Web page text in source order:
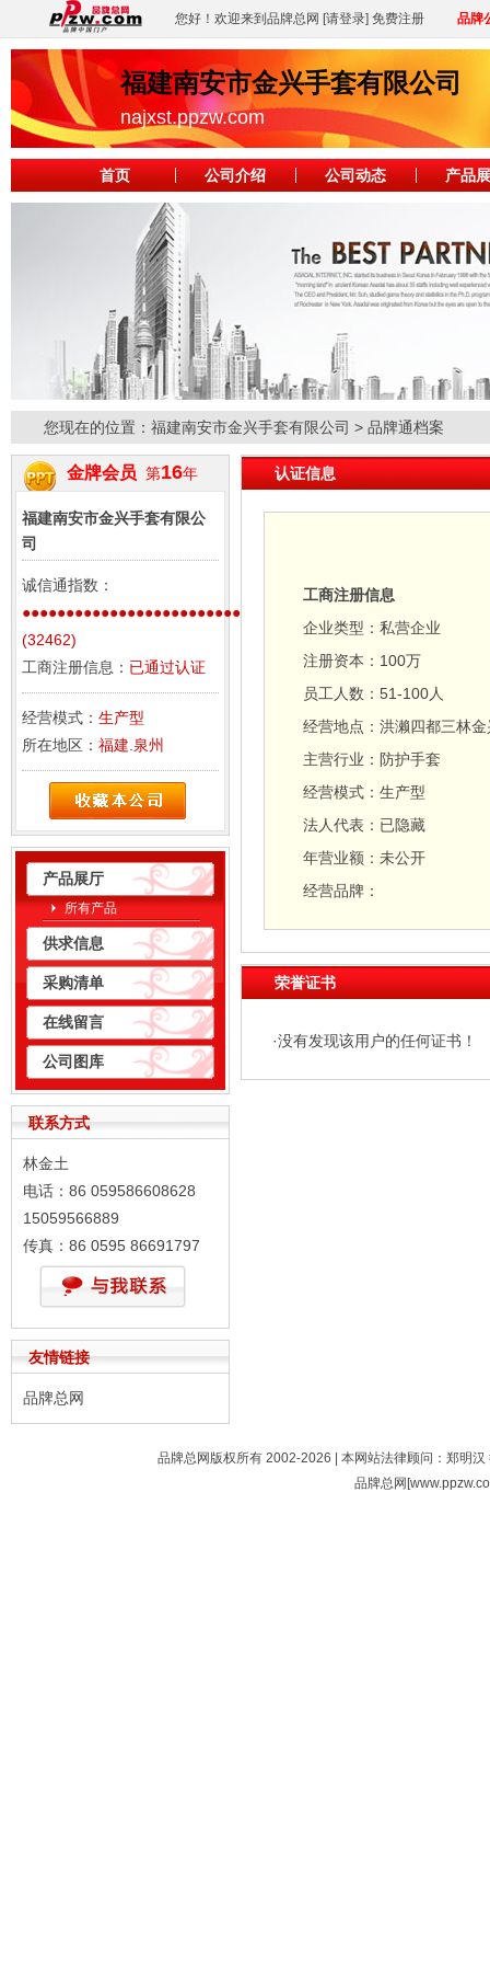
您好！欢迎来到品牌总网 [请登录] 免费注册 品牌
福建南安市金兴手套有限公司
najxst.ppzw.com
首页 公司介绍 公司动态 产品
您现在的位置： 福建南安市金兴手套有限公司 > 品牌通档案
金牌会员 第16年
福建南安市金兴手套有限公
司
诚信通指数：
●●●●●●●●●●●●●●●●●●●●●●●●●●●●●●●●●●●●
(32462)
工商注册信息： 已通过认证
经营模式： 生产型
所在地区： 福建.泉州
产品展厅
所有产品
供求信息
采购清单
在线留言
公司图库
联系方式
林金土
电话：86 059586608628
15059566889
传真：86 0595 86691797
友情链接
品牌总网
认证信息
工商注册信息
企业类型： 私营企业
注册资本： 100万
员工人数： 51-100人
经营地点： 洪濑四都三林
主营行业： 防护手套
经营模式： 生产型
法人代表： 已隐藏
年营业额： 未公开
经营品牌：
荣誉证书
·没有发现该用户的任何证书！
品牌总网版权所有 2002-2026 | 本网站法律顾问：郑明
品牌总网